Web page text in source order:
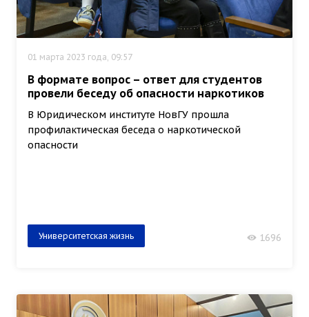
01 марта 2023 года, 09:57
В формате вопрос – ответ для студентов
провели беседу об опасности наркотиков
В Юридическом институте НовГУ прошла
профилактическая беседа о наркотической
опасности
Университетская жизнь 1696